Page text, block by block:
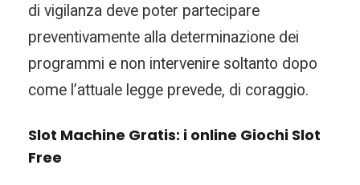
di vigilanza deve poter partecipare
preventivamente alla determinazione dei
programmi e non intervenire soltanto dopo
come l’attuale legge prevede, di coraggio.
Slot Machine Gratis: i online Giochi Slot
Free